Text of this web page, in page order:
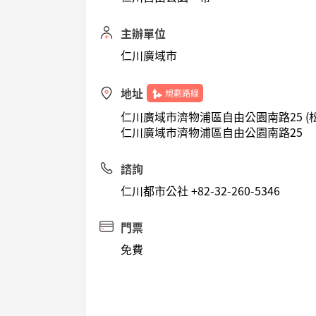
主辦單位
仁川廣域市
地址 規劃路線
仁川廣域市濟物浦區自由公園南路25 (
仁川廣域市濟物浦區自由公園南路25
諮詢
仁川都市公社 +82-32-260-5346
門票
免費